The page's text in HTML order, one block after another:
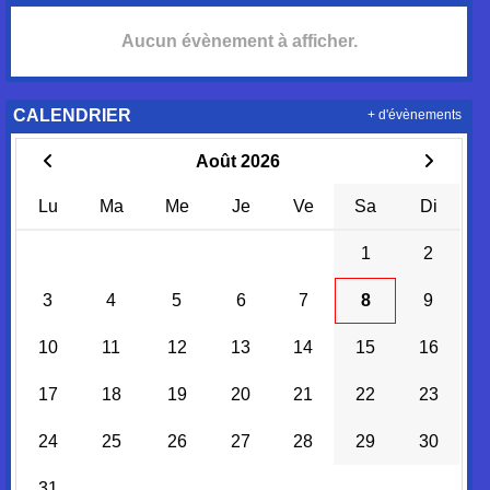
Aucun évènement à afficher.
CALENDRIER
Août 2026
Lu Ma Me Je Ve Sa Di
1 2
3 4 5 6 7 8 9
10 11 12 13 14 15 16
17 18 19 20 21 22 23
24 25 26 27 28 29 30
+ d'évènements